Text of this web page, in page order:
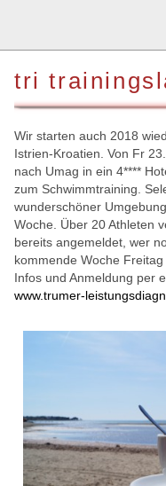
tri
Wir starten auch 2018
Istrien-Kroatien. Von Fr
nach Umag in ein 4****
zum Schwimmtraining.
wunderschöner
Woche. Über 20 Athleten
bereits angemeldet, wer
kommende Woche
Infos und Anmeldung per
www.trumer-